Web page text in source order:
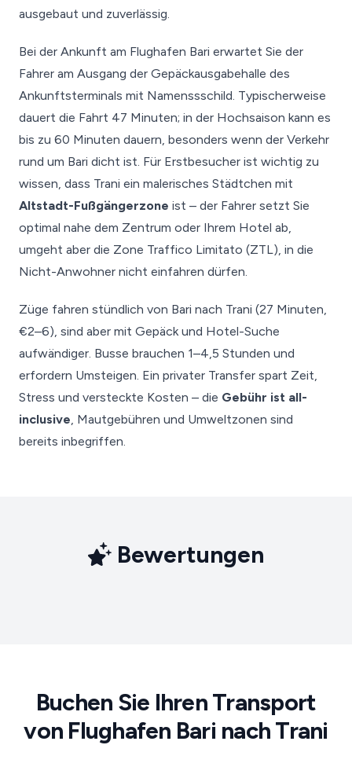
ausgebaut und zuverlässig.
Bei der Ankunft am Flughafen Bari erwartet Sie der
Fahrer am Ausgang der Gepäckausgabehalle des
Ankunftsterminals mit Namenssschild. Typischerweise
dauert die Fahrt 47 Minuten; in der Hochsaison kann es
bis zu 60 Minuten dauern, besonders wenn der Verkehr
rund um Bari dicht ist. Für Erstbesucher ist wichtig zu
wissen, dass Trani ein malerisches Städtchen mit
Altstadt-Fußgängerzone ist – der Fahrer setzt Sie
optimal nahe dem Zentrum oder Ihrem Hotel ab,
umgeht aber die Zone Traffico Limitato (ZTL), in die
Nicht-Anwohner nicht einfahren dürfen.
Züge fahren stündlich von Bari nach Trani (27 Minuten,
€2–6), sind aber mit Gepäck und Hotel-Suche
aufwändiger. Busse brauchen 1–4,5 Stunden und
erfordern Umsteigen. Ein privater Transfer spart Zeit,
Stress und versteckte Kosten – die Gebühr ist all-
inclusive, Mautgebühren und Umweltzonen sind
bereits inbegriffen.
Bewertungen
Buchen Sie Ihren Transport
von Flughafen Bari nach Trani